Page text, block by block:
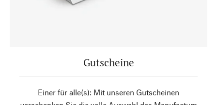
Gutscheine
Einer für alle(s): Mit unseren Gutscheinen